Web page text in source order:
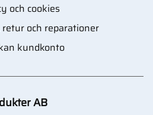
och cookies
och reparationer
kundkonto
AB